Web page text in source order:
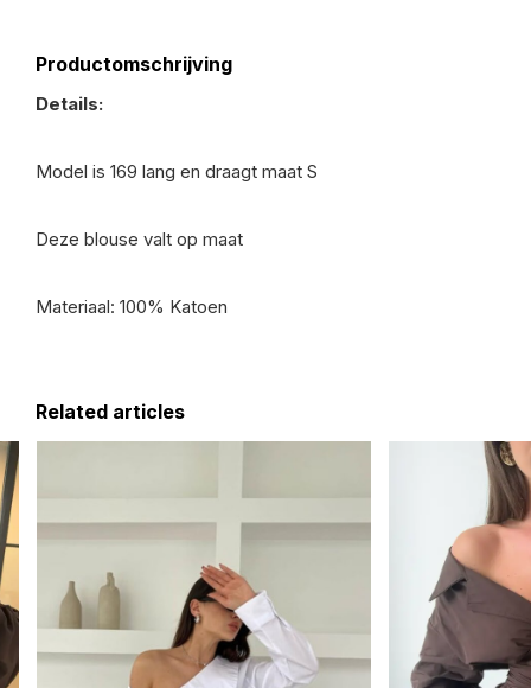
Productomschrijving
Details:
Model is 169 lang en draagt maat S
Deze blouse valt op maat
Materiaal: 100% Katoen
Related articles